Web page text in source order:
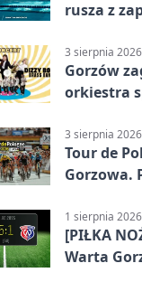
rusza z
3 sierpnia 2026
Gorzów
orkiestra
3 sierpnia 2026
Tour de
Gorzowa.
1 sierpnia 2026
[PIŁKA
Warta